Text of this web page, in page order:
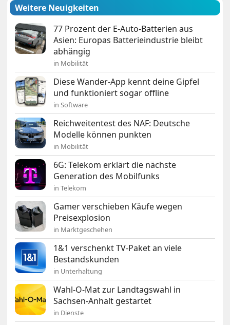
Weitere Neuigkeiten
77 Prozent der E-Auto-Batterien aus
Asien: Europas Batterieindustrie bleibt
abhängig
in Mobilität
Diese Wander-App kennt deine Gipfel
und funktioniert sogar offline
in Software
Reichweitentest des NAF: Deutsche
Modelle können punkten
in Mobilität
6G: Telekom erklärt die nächste
Generation des Mobilfunks
in Telekom
Gamer verschieben Käufe wegen
Preisexplosion
in Marktgeschehen
1&1 verschenkt TV-Paket an viele
Bestandskunden
in Unterhaltung
Wahl-O-Mat zur Landtagswahl in
Sachsen-Anhalt gestartet
in Dienste